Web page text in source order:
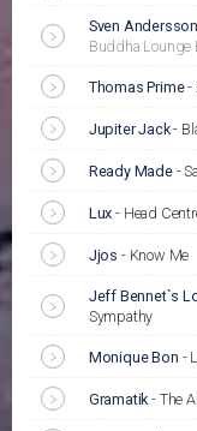
Sven
Buddha Lounge
Thomas Prime-
Jupiter Jack-
Ready Made-
Lux - Head
Jjos - Know Me
Jeff Bennet`s
Sympathy
Monique Bon -
Gramatik - The